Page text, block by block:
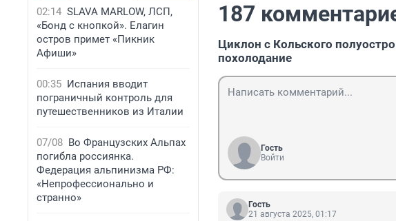
02:14 SLAVA MARLOW, ЛСП,
«Бонд с кнопкой». Елагин
остров примет «Пикник
Афиши»
00:35 Испания вводит
пограничный контроль для
путешественников из Италии
07/08 Во Французских Альпах
погибла россиянка.
Федерация альпинизма РФ:
«Непрофессионально и
странно»
187
Циклон с Кольского
похолодание
Гость
Войти
Гость
21 августа 2025, 01:17